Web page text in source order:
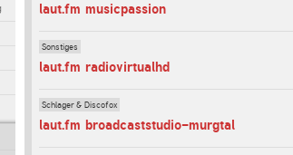
laut.fm musicpassion
Sonstiges
laut.fm radiovirtualhd
Schlager & Discofox
laut.fm broadcaststudio-murgtal